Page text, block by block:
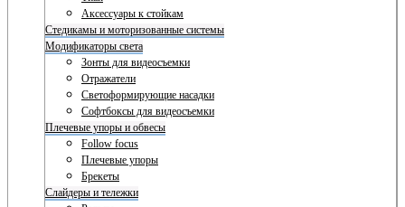
Аксессуары к стойкам
Стедикамы и моторизованные системы
Модификаторы света
Зонты для видеосъемки
Отражатели
Светоформирующие насадки
Софтбоксы для видеосъемки
Плечевые упоры и обвесы
Follow focus
Плечевые упоры
Брекеты
Слайдеры и тележки